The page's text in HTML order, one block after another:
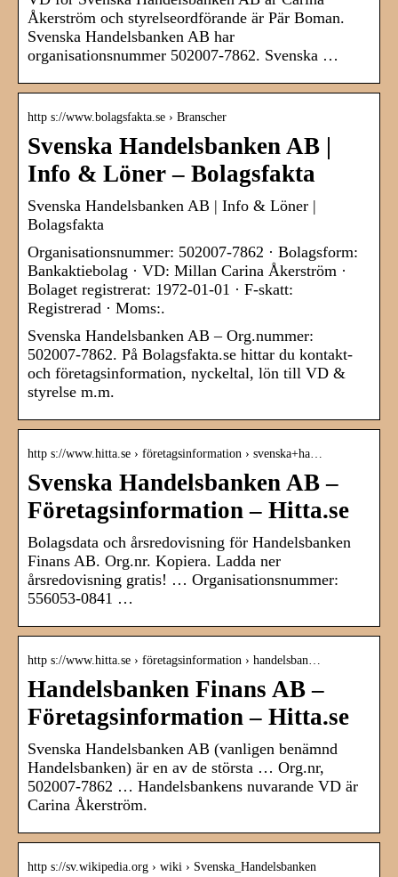
Åkerström och styrelseordförande är Pär Boman.
Svenska Handelsbanken AB har
organisationsnummer 502007-7862. Svenska …
http s://www.bolagsfakta.se › Branscher
Svenska Handelsbanken AB |
Info & Löner – Bolagsfakta
Svenska Handelsbanken AB | Info & Löner |
Bolagsfakta
Organisationsnummer: 502007-7862 · Bolagsform:
Bankaktiebolag · VD: Millan Carina Åkerström ·
Bolaget registrerat: 1972-01-01 · F-skatt:
Registrerad · Moms:.
Svenska Handelsbanken AB – Org.nummer:
502007-7862. På Bolagsfakta.se hittar du kontakt-
och företagsinformation, nyckeltal, lön till VD &
styrelse m.m.
http s://www.hitta.se › företagsinformation › svenska+ha…
Svenska Handelsbanken AB –
Företagsinformation – Hitta.se
Bolagsdata och årsredovisning för Handelsbanken
Finans AB. Org.nr. Kopiera. Ladda ner
årsredovisning gratis! … Organisationsnummer:
556053-0841 …
http s://www.hitta.se › företagsinformation › handelsban…
Handelsbanken Finans AB –
Företagsinformation – Hitta.se
Svenska Handelsbanken AB (vanligen benämnd
Handelsbanken) är en av de största … Org.nr,
502007-7862 … Handelsbankens nuvarande VD är
Carina Åkerström.
http s://sv.wikipedia.org › wiki › Svenska_Handelsbanken